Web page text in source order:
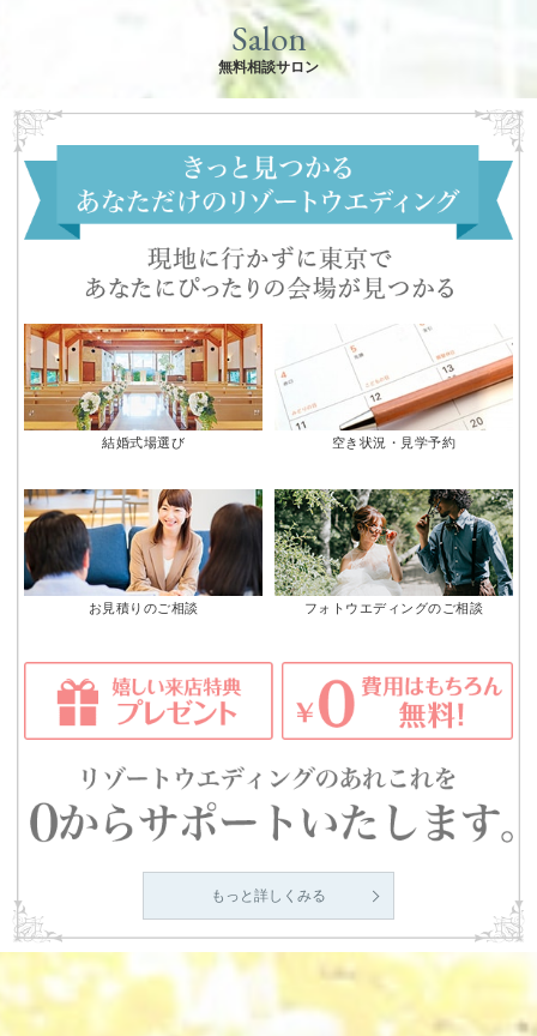
Salon
無料相談サロン
結婚式場選び 空き状況・見学予約
お見積りのご相談 フォトウエディングのご相談
もっと詳しくみる